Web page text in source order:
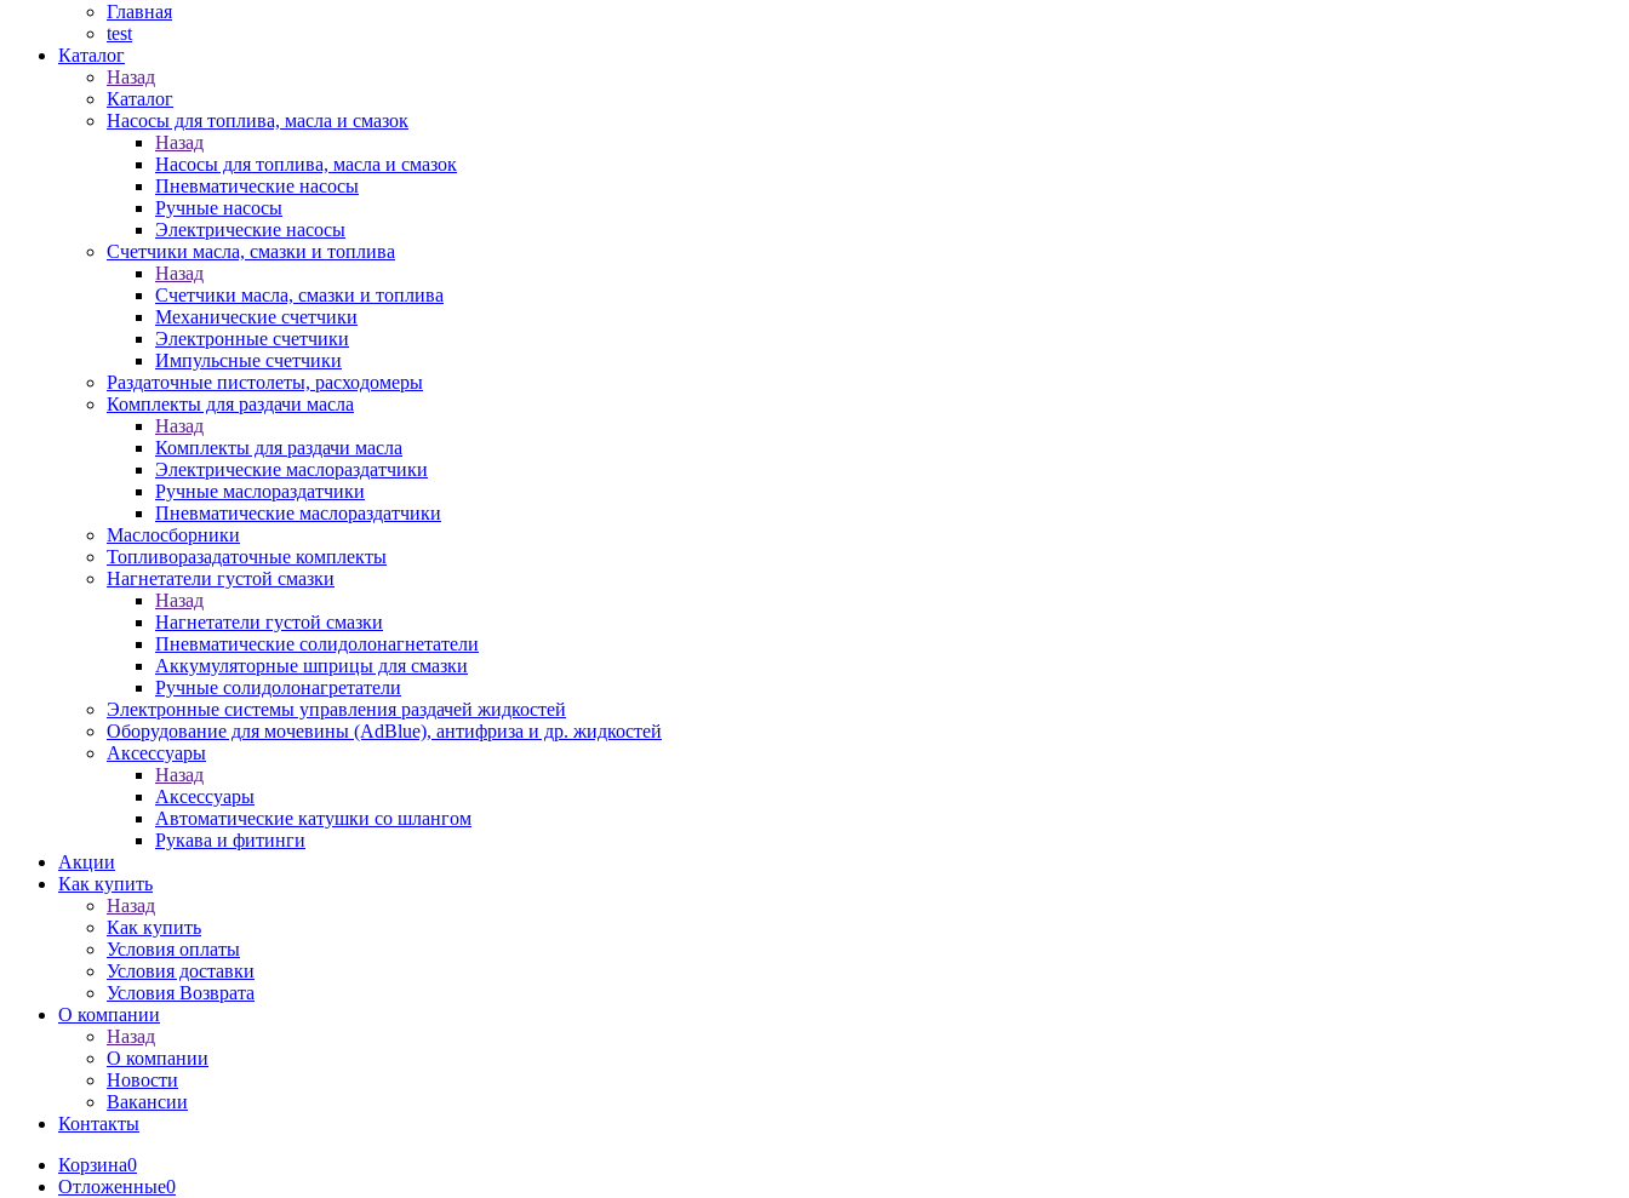
Главная
test
Каталог
Назад
Каталог
Насосы для топлива, масла и смазок
Назад
Насосы для топлива, масла и смазок
Пневматические насосы
Ручные насосы
Электрические насосы
Счетчики масла, смазки и топлива
Назад
Счетчики масла, смазки и топлива
Механические счетчики
Электронные счетчики
Импульсные счетчики
Раздаточные пистолеты, расходомеры
Комплекты для раздачи масла
Назад
Комплекты для раздачи масла
Электрические маслораздатчики
Ручные маслораздатчики
Пневматические маслораздатчики
Маслосборники
Топливоразадаточные комплекты
Нагнетатели густой смазки
Назад
Нагнетатели густой смазки
Пневматические солидолонагнетатели
Аккумуляторные шприцы для смазки
Ручные солидолонагретатели
Электронные системы управления раздачей жидкостей
Оборудование для мочевины (AdBlue), антифриза и др. жидкостей
Аксессуары
Назад
Аксессуары
Автоматические катушки со шлангом
Рукава и фитинги
Акции
Как купить
Назад
Как купить
Условия оплаты
Условия доставки
Условия Возврата
О компании
Назад
О компании
Новости
Вакансии
Контакты
Корзина0
Отложенные0